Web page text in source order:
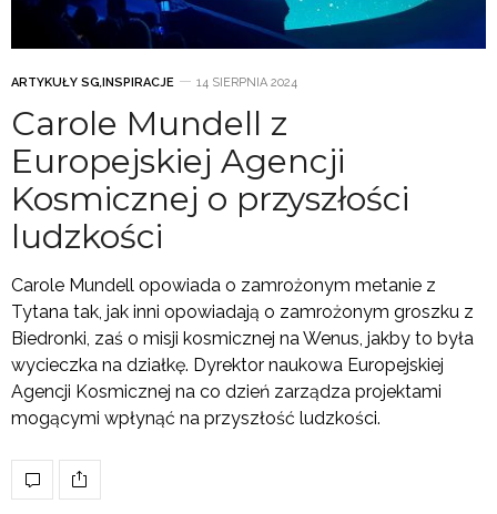
ARTYKUŁY SG INSPIRACJE 14 SIERPNIA 2024
Carole Mundell z
Europejskiej Agencji
Kosmicznej o przyszłości
ludzkości
Carole Mundell opowiada o zamrożonym metanie z
Tytana tak, jak inni opowiadają o zamrożonym groszku z
Biedronki, zaś o misji kosmicznej na Wenus, jakby to była
wycieczka na działkę. Dyrektor naukowa Europejskiej
Agencji Kosmicznej na co dzień zarządza projektami
mogącymi wpłynąć na przyszłość ludzkości.